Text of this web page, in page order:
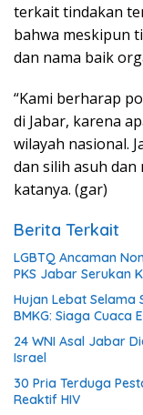
terkait tindakan
bahwa meskipun
dan nama baik
“Kami berharap
di Jabar, karena
wilayah nasional.
dan silih asuh
katanya. (gar)
Berita Terkait
LGBTQ Ancaman
PKS Jabar Serukan
Hujan Lebat Selama
BMKG: Siaga Cuaca
24 WNI Asal Jabar
Israel
30 Pria Terduga
Reaktif HIV